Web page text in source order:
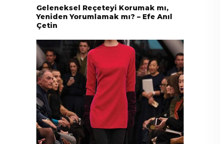
Geleneksel Reçeteyi Korumak mı,
Yeniden Yorumlamak mı? – Efe Anıl
Çetin